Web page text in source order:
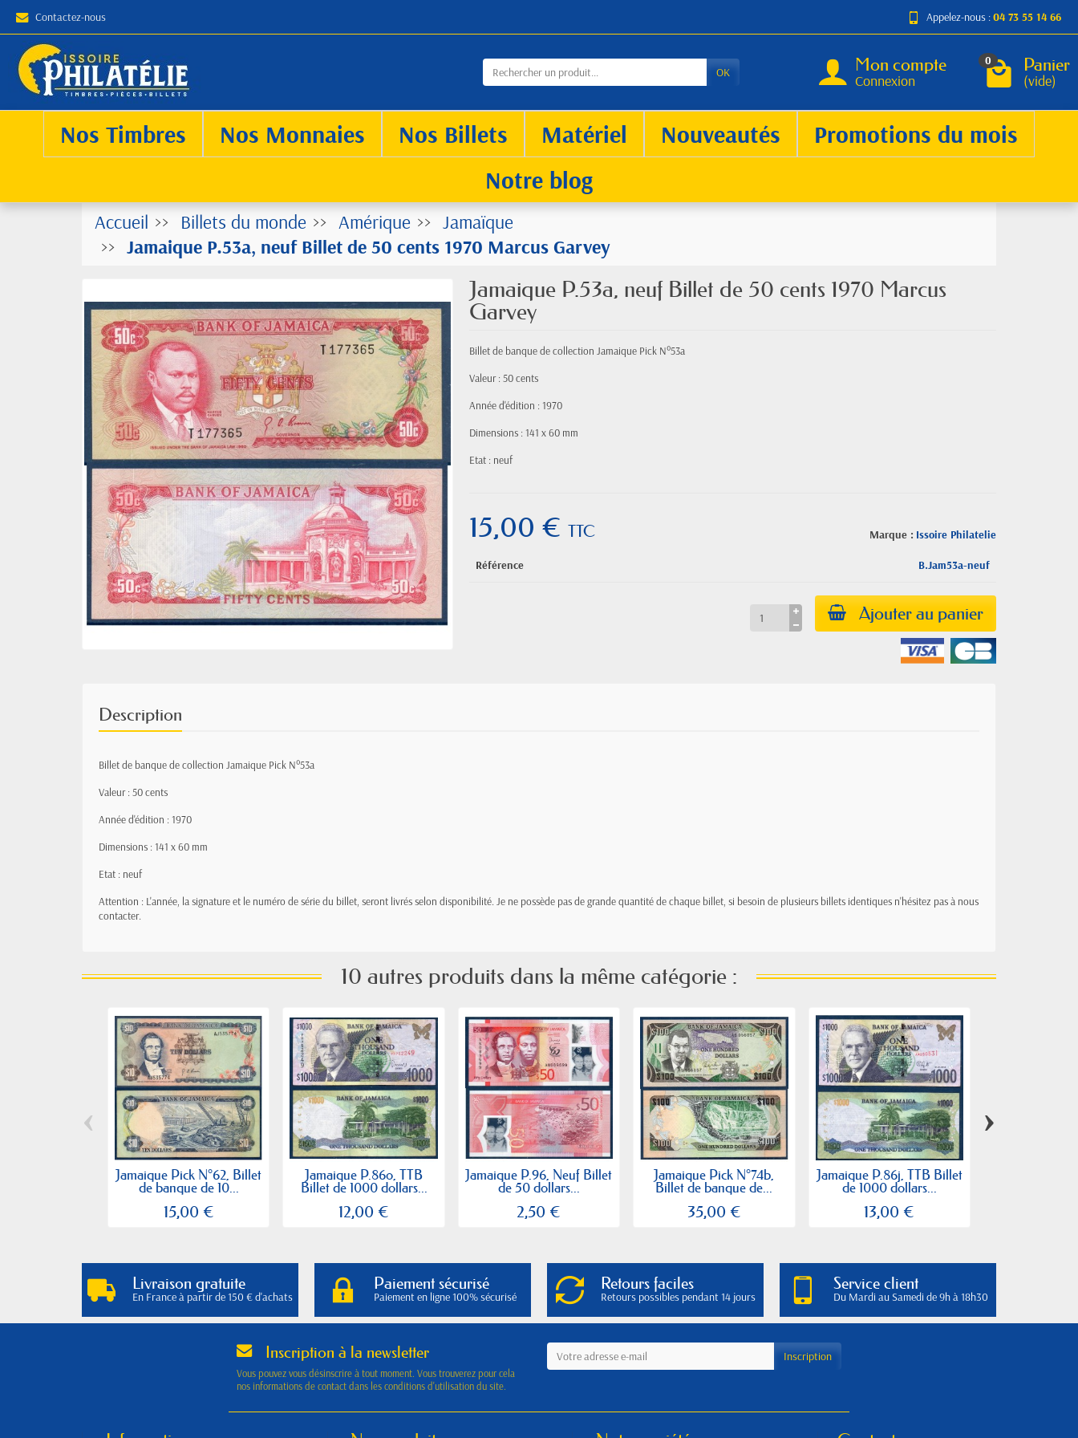
Contactez-nous Appelez-nous :04 73 55 14 66
OK Mon compte
Connexion
0 Panier
(vide)
Nos Timbres Nos Monnaies Nos Billets Matériel Nouveautés
Promotions du mois
Notre blog
Accueil Billets du monde Amérique
Jamaïque
Jamaique P.53a, neuf Billet de 50 cents 1970 Marcus Garvey
Jamaique P.53a, neuf Billet de 50 cents 1970 Marcus
Garvey
Billet de banque de collection Jamaique Pick N°53a
Valeur : 50 cents
Année d'édition : 1970
Dimensions : 141 x 60 mm
Etat : neuf
Marque : Issoire Philatelie
15,00 €TTC
Référence B.Jam53a-neuf
Ajouter au panier
Description
Billet de banque de collection Jamaique Pick N°53a
Valeur : 50 cents
Année d'édition : 1970
Dimensions : 141 x 60 mm
Etat : neuf
Attention : L'année, la signature et le numéro de série du billet, seront livrés selon disponibilité. Je ne possède pas de grande quantité de chaque billet, si besoin de plusieurs billets identiques n'hésitez pas à nous
contacter.
10 autres produits dans la même catégorie :
Jamaique Pick N°62, Billet
de banque de 10...
15,00 €
Jamaique P.86o, TTB
Billet de 1000 dollars...
12,00 €
Jamaique P.96, Neuf Billet
de 50 dollars...
2,50 €
Jamaique Pick N°74b,
Billet de banque de...
35,00 €
Jamaique P.86j, TTB Billet
de 1000 dollars...
13,00 €
‹ ›
Livraison gratuite
En France à partir de 150 € d'achats
Paiement sécurisé
Paiement en ligne 100% sécurisé
Retours faciles
Retours possibles pendant 14 jours
Service client
Du Mardi au Samedi de 9h à 18h30
Inscription à la newsletter
Vous pouvez vous désinscrire à tout moment. Vous trouverez pour cela
nos informations de contact dans les conditions d'utilisation du site.